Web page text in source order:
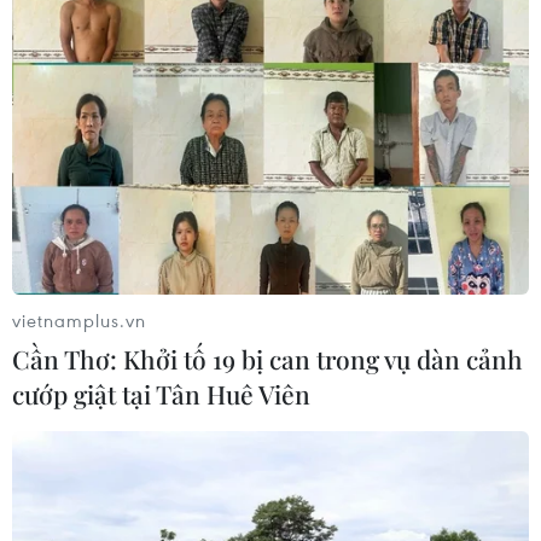
hóa di sản
07/08/2026 02:00
Chiêm ngưỡng vẻ đẹp kỳ vĩ
trên cung đường ven biển Khánh
Hòa
06/08/2026 09:40
Buôn Ma Thuột - đô thị dưới
những tán cổ thụ
06/08/2026 04:22
Dịch Đan Hà của Trung Quốc vào
vietnamplus.vn
Cần Thơ: Khởi tố 19 bị can trong vụ dàn cảnh
cướp giật tại Tân Huê Viên